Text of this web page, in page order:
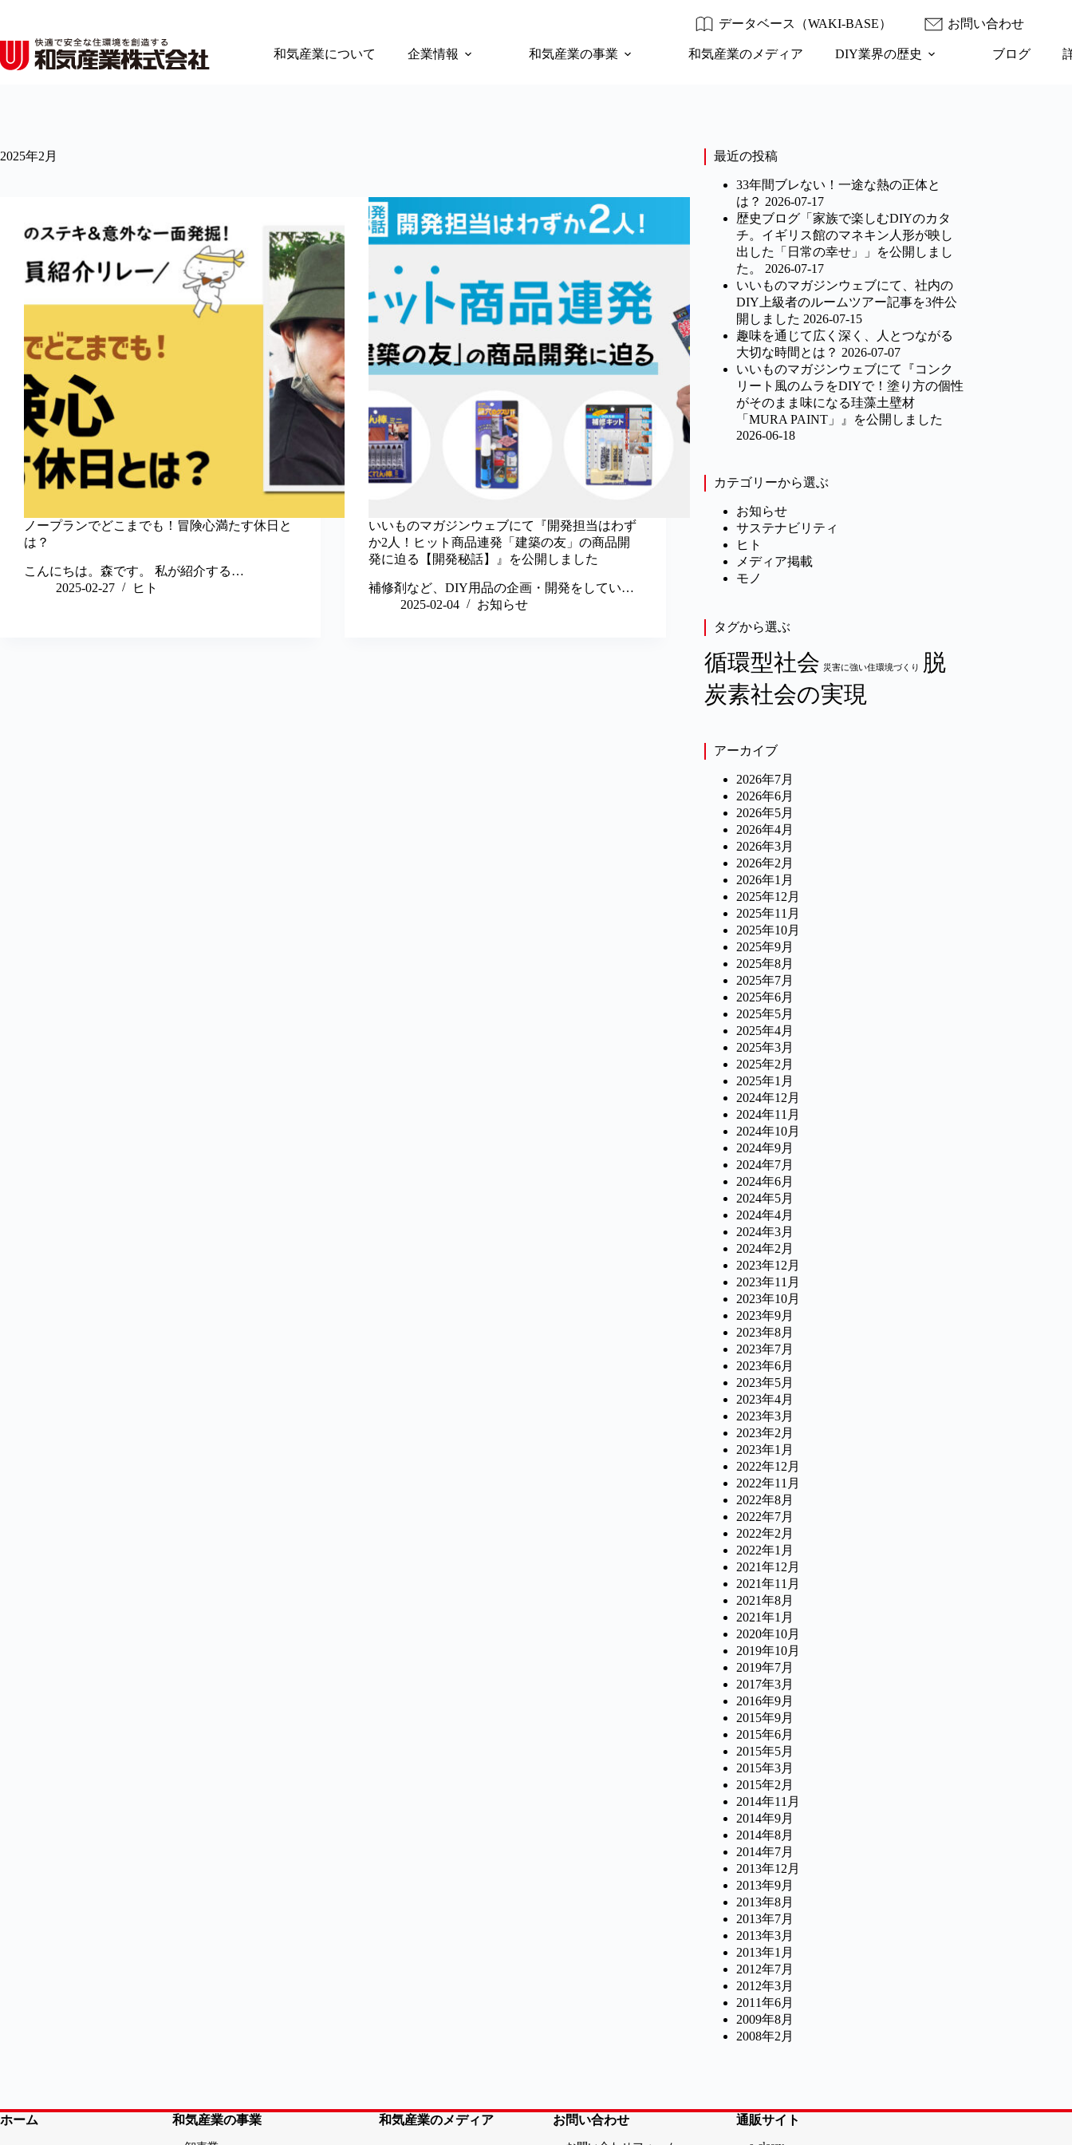
テ
ン
ツ
プ
データベース（WAKI-BASE） お問い合わせ
和気産業について 企業情報 和気産業の事業 和気産業のメディア DIY業界の歴史 ブログ
2025年2月
ノープランでどこまでも！冒険心満たす休日と
は？
こんにちは。森です。 私が紹介する…
2025-02-27
ヒト
いいものマガジンウェブにて『開発担当はわず
か2人！ヒット商品連発「建築の友」の商品開
発に迫る【開発秘話】』を公開しました
補修剤など、DIY用品の企画・開発をしてい…
2025-02-04
お知らせ
最近の投稿
33年間ブレない！一途な熱の正体と
は？ 2026-07-17
歴史ブログ「家族で楽しむDIYのカタ
チ。イギリス館のマネキン人形が映し
出した「日常の幸せ」」を公開しまし
た。
2026-07-17
いいものマガジンウェブにて、社内の
DIY上級者のルームツアー記事を3件公
開しました 2026-07-15
趣味を通じて広く深く、人とつながる
大切な時間とは？ 2026-07-07
いいものマガジンウェブにて『コンク
リート風のムラをDIYで！塗り方の個性
がそのまま味になる珪藻土壁材
「MURA PAINT」』を公開しました
2026-06-18
カテゴリーから選ぶ
お知らせ
サステナビリティ
ヒト
メディア掲載
モノ
タグから選ぶ
循環型社会 災害に強い住環境づくり
脱
炭素社会の実現
アーカイブ
2026年7月
2026年6月
2026年5月
2026年4月
2026年3月
2026年2月
2026年1月
2025年12月
2025年11月
2025年10月
2025年9月
2025年8月
2025年7月
2025年6月
2025年5月
2025年4月
2025年3月
2025年2月
2025年1月
2024年12月
2024年11月
2024年10月
2024年9月
2024年7月
2024年6月
2024年5月
2024年4月
2024年3月
2024年2月
2023年12月
2023年11月
2023年10月
2023年9月
2023年8月
2023年7月
2023年6月
2023年5月
2023年4月
2023年3月
2023年2月
2023年1月
2022年12月
2022年11月
2022年8月
2022年7月
2022年2月
2022年1月
2021年12月
2021年11月
2021年8月
2021年1月
2020年10月
2019年10月
2019年7月
2017年3月
2016年9月
2015年9月
2015年6月
2015年5月
2015年3月
2015年2月
2014年11月
2014年9月
2014年8月
2014年7月
2013年12月
2013年9月
2013年8月
2013年7月
2013年3月
2013年1月
2012年7月
2012年3月
2011年6月
2009年8月
2008年2月
ホーム 和気産業の事業 和気産業のメディア お問い合わせ 通販サイト